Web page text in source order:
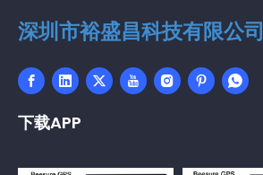
深圳市裕盛昌科技有限公司
下载APP